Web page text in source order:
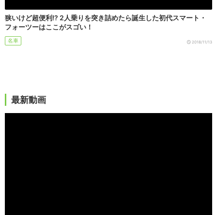
狭いけど超便利!? 2人乗りを突き詰めたら誕生した初代スマート・
フォーツーはここがスゴい！
名車 2018/11/13
最新動画